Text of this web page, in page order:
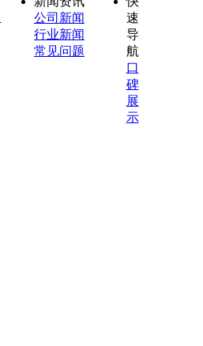
公司新闻
行业新闻
常见问题
速
导
航
口
碑
展
示